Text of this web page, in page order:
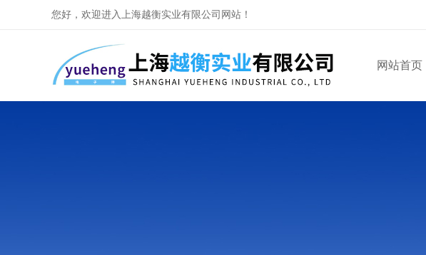
您好，欢迎进入上海越衡实业有限公司网站！
网站首页